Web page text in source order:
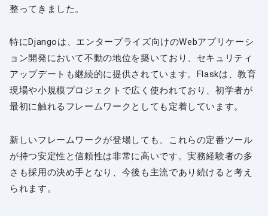
整ってきました。
特にDjangoは、エンタープライズ向けのWebアプリケーシ
ョン開発において不動の地位を築いており、セキュリティ
アップデートも継続的に提供されています。Flaskは、教育
現場や小規模プロジェクトで広く使われており、初学者が
最初に触れるフレームワークとしても定着しています。
新しいフレームワークが登場しても、これらの定番ツール
が持つ安定性と信頼性は非常に高いです。実務経験者の多
さも採用の決め手となり、今後も主流であり続けると考え
られます。